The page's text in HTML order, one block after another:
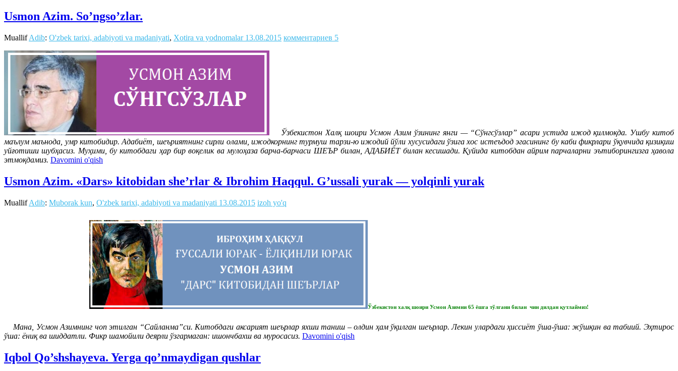
Usmon Azim. So’ngso’zlar.
MuallifAdib: O'zbek tarixi, adabiyoti va madaniyati, Xotira va yodnomalar 13.08.2015 комментариев 5
Ўзбекистон Халқ шоири Усмон Азим ўзининг янги — “Сўнгсўзлар” асари устида ижод қилмоқда. Ушбу китоб
маълум маънода, умр китобидир. Адабиёт, шеъриятнинг сирли олами, ижодкорнинг турмуш тарзи-ю ижодий йўли хусусидаги ўзига хос истеъдод эгасининг бу каби фикрлари ўқувчида қизиқиш
уйғотиши шубҳасиз. Муҳими, бу китобдаги ҳар бир воқелик ва мулоҳаза барча-барчаси ШЕЪР билан, АДАБИЁТ билан кесишади. Қуйида китобдан айрим парчаларни эътиборингизга ҳавола
этмоқдамиз. Davomini o'qish
Usmon Azim. «Dars» kitobidan she’rlar & Ibrohim Haqqul. G’ussali yurak — yolqinli yurak
MuallifAdib: Muborak kun, O'zbek tarixi, adabiyoti va madaniyati 13.08.2015 izoh yo'q
Ўзбекистон халқ шоири Усмон Азимни 65 ёшга тўлгани билан чин дилдан қутлаймиз!
Мана, Усмон Азимнинг чоп этилган “Сайланма”си. Китобдаги аксарият шеърлар яхши таниш – олдин ҳам ўқилган шеърлар. Лекин улардаги ҳиссиёт ўша-ўша: жўшқин ва табиий. Эҳтирос
ўша: ёниқ ва шиддатли. Фикр шамойили деярли ўзгармаган: ишончбахш ва муросасиз. Davomini o'qish
Iqbol Qo’shshayeva. Yerga qo’nmaydigan qushlar